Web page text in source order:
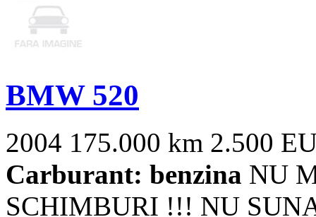
BMW 520
2004 175.000 km 2.500
Carburant: benzina NU
SCHIMBURI !!! NU